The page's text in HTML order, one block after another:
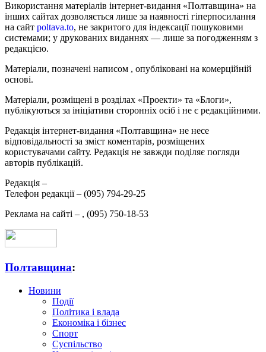
Використання матеріалів інтернет-видання «Полтавщина» на
інших сайтах дозволяється лише за наявності гіперпосилання
на сайт poltava.to, не закритого для індексації пошуковими
системами; у друкованих виданнях — лише за погодженням з
редакцією.
Матеріали, позначені написом , опубліковані на комерційній
основі.
Матеріали, розміщені в розділах «Проекти» та «Блоги»,
публікуються за ініціативи сторонніх осіб і не є редакційними.
Редакція інтернет-видання «Полтавщина» не несе
відповідальності за зміст коментарів, розміщених
користувачами сайту. Редакція не завжди поділяє погляди
авторів публікацій.
Редакція –
Телефон редакції – (095) 794-29-25
Реклама на сайті – , (095) 750-18-53
Полтавщина:
Новини
Події
Політика і влада
Економіка і бізнес
Спорт
Суспільство